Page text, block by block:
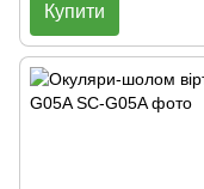
Купити